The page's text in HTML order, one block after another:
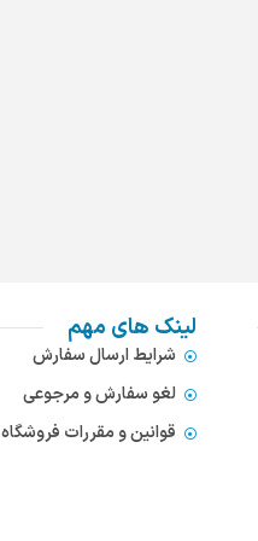
لینک های مهم
شرایط ارسال سفارش
لغو سفارش و مرجوعی
قوانین و مقررات فروشگاه